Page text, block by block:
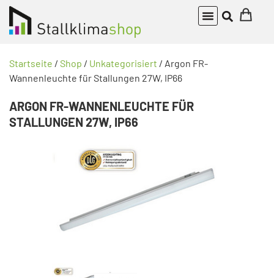
Startseite / Shop / Unkategorisiert / Argon FR-
Wannenleuchte für Stallungen 27W, IP66
ARGON FR-WANNENLEUCHTE FÜR
STALLUNGEN 27W, IP66